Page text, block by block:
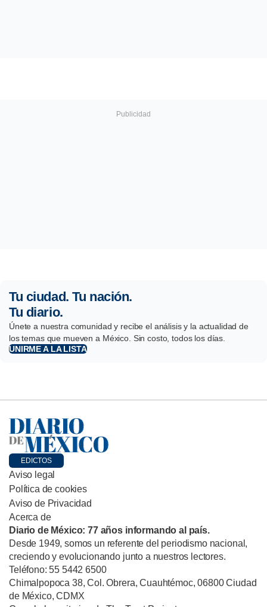
Tu ciudad. Tu nación.
Tu diario.
Únete a nuestra comunidad y recibe el análisis y la actualidad de
los temas que mueven a México. Sin costo, todos los días.
UNIRME A LA LISTA
EDICTOS
Aviso legal
Política de cookies
Aviso de Privacidad
Acerca de
Diario de México: 77 años informando al país.
Desde 1949, somos un referente del periodismo nacional,
creciendo y evolucionando junto a nuestros lectores.
Teléfono: 55 5442 6500
Chimalpopoca 38, Col. Obrera, Cuauhtémoc, 06800 Ciudad
de México, CDMX